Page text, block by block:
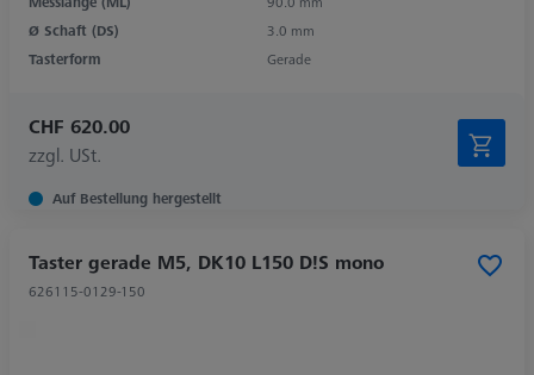
Ø Schaft (DS)
3.0 mm
Tasterform
Gerade
CHF 620.00
zzgl. USt.
Auf Bestellung hergestellt
Taster gerade M5, DK10 L150 D!S mono
626115-0129-150